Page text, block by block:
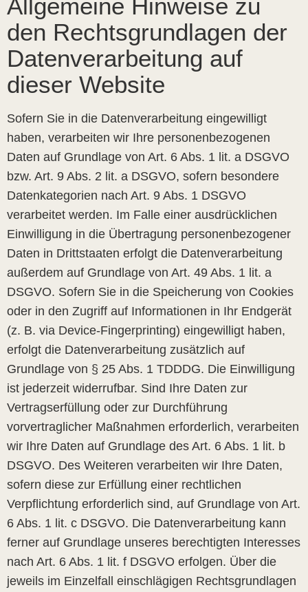
Allgemeine Hinweise zu
den Rechtsgrundlagen der
Datenverarbeitung auf
dieser Website
Sofern Sie in die Datenverarbeitung eingewilligt
haben, verarbeiten wir Ihre personenbezogenen
Daten auf Grundlage von Art. 6 Abs. 1 lit. a DSGVO
bzw. Art. 9 Abs. 2 lit. a DSGVO, sofern besondere
Datenkategorien nach Art. 9 Abs. 1 DSGVO
verarbeitet werden. Im Falle einer ausdrücklichen
Einwilligung in die Übertragung personenbezogener
Daten in Drittstaaten erfolgt die Datenverarbeitung
außerdem auf Grundlage von Art. 49 Abs. 1 lit. a
DSGVO. Sofern Sie in die Speicherung von Cookies
oder in den Zugriff auf Informationen in Ihr Endgerät
(z. B. via Device-Fingerprinting) eingewilligt haben,
erfolgt die Datenverarbeitung zusätzlich auf
Grundlage von § 25 Abs. 1 TDDDG. Die Einwilligung
ist jederzeit widerrufbar. Sind Ihre Daten zur
Vertragserfüllung oder zur Durchführung
vorvertraglicher Maßnahmen erforderlich, verarbeiten
wir Ihre Daten auf Grundlage des Art. 6 Abs. 1 lit. b
DSGVO. Des Weiteren verarbeiten wir Ihre Daten,
sofern diese zur Erfüllung einer rechtlichen
Verpflichtung erforderlich sind, auf Grundlage von Art.
6 Abs. 1 lit. c DSGVO. Die Datenverarbeitung kann
ferner auf Grundlage unseres berechtigten Interesses
nach Art. 6 Abs. 1 lit. f DSGVO erfolgen. Über die
jeweils im Einzelfall einschlägigen Rechtsgrundlagen